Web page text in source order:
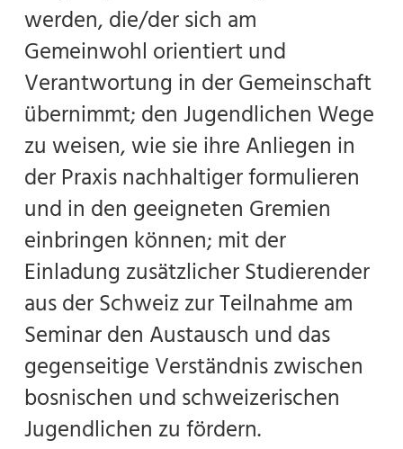
werden, die/der sich am
Gemeinwohl orientiert und
Verantwortung in der Gemeinschaft
übernimmt; den Jugendlichen Wege
zu weisen, wie sie ihre Anliegen in
der Praxis nachhaltiger formulieren
und in den geeigneten Gremien
einbringen können; mit der
Einladung zusätzlicher Studierender
aus der Schweiz zur Teilnahme am
Seminar den Austausch und das
gegenseitige Verständnis zwischen
bosnischen und schweizerischen
Jugendlichen zu fördern.